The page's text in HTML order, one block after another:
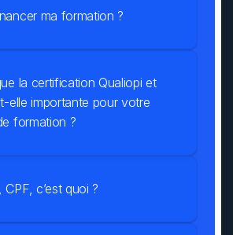
la certification Qualiopi et
elle importante pour votre
formation ?
ma formation ?
CPF, c’est quoi ?